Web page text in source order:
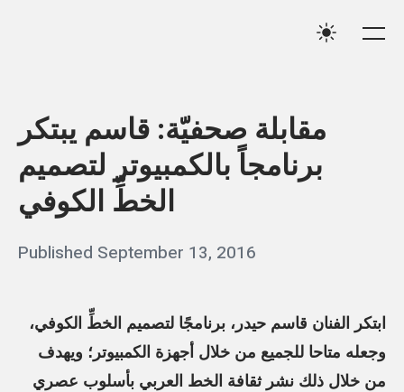
مقابلة صحفيّة: قاسم يبتكر
برنامجاً بالكمبيوتر لتصميم
الخطِّ الكوفي
Posted
Published September 13, 2016
a
s
ابتكر الفنان قاسم حيدر، برنامجًا لتصميم الخطِّ الكوفي،
وجعله متاحا للجميع من خلال أجهزة الكمبيوتر؛ ويهدف
من خلال ذلك نشر ثقافة الخط العربي بأسلوب عصري